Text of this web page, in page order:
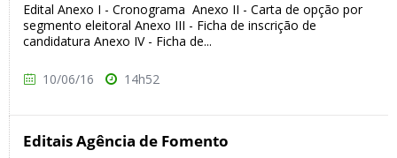
Edital Anexo I - Cronograma Anexo II - Carta de opção por
segmento eleitoral Anexo III - Ficha de inscrição de
candidatura Anexo IV - Ficha de...
10/06/16 14h52
Editais Agência de Fomento